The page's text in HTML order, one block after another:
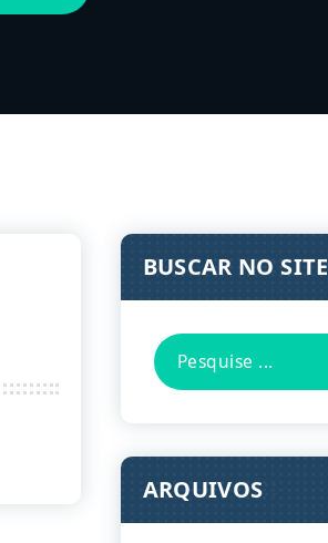
BUSCAR NO SITE
Pesquisa
por:
ARQUIVOS